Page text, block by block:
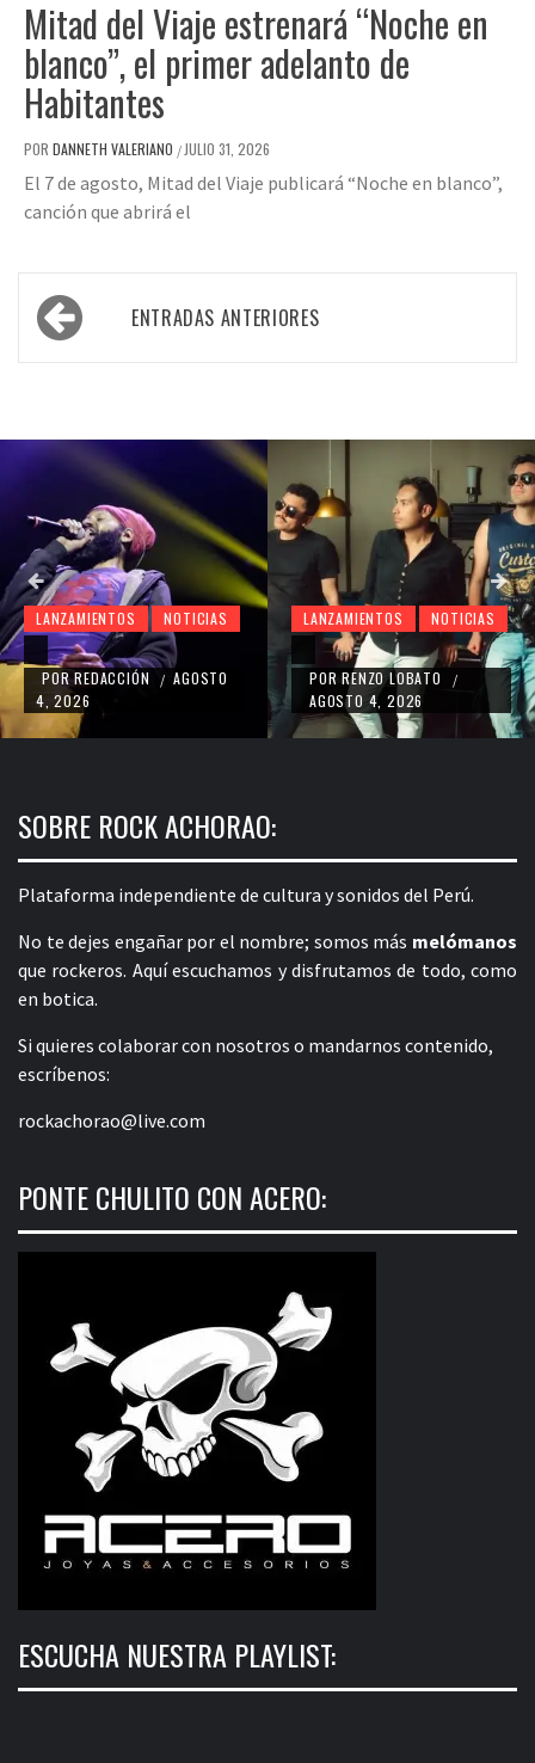
Mitad del Viaje estrenará “Noche en
blanco”, el primer adelanto de
Habitantes
POR DANNETH VALERIANO / JULIO 31, 2026
El 7 de agosto, Mitad del Viaje publicará “Noche en blanco”,
canción que abrirá el
Navegación
de ENTRADAS ANTERIORES
LANZAMIENTOS NOTICIAS
POR RENZO LOBATO /
AGOSTO 4, 2026
LANZAMIENTOS NOTICIAS
POR RENZO LOBATO
AGOSTO 4, 2026
SOBRE ROCK ACHORAO:
Plataforma independiente de cultura y sonidos del Perú.
No te dejes engañar por el nombre; somos más melómanos
que rockeros. Aquí escuchamos y disfrutamos de todo, como
en botica.
Si quieres colaborar con nosotros o mandarnos contenido,
escríbenos:
rockachorao@live.com
PONTE CHULITO CON ACERO:
ESCUCHA NUESTRA PLAYLIST: